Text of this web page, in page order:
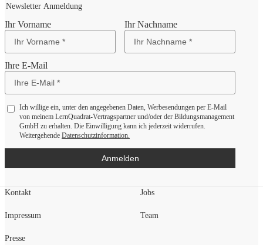
Newsletter Anmeldung
Ihr Vorname Ihr Nachname
Ihre E-Mail
Ich willige ein, unter den angegebenen Daten, Werbesendungen per E-Mail
von meinem LernQuadrat-Vertragspartner und/oder der Bildungsmanagement
GmbH zu erhalten. Die Einwilligung kann ich jederzeit widerrufen.
Weitergehende Datenschutzinformation.
Anmelden
Kontakt
Impressum
Presse
Jobs
Team